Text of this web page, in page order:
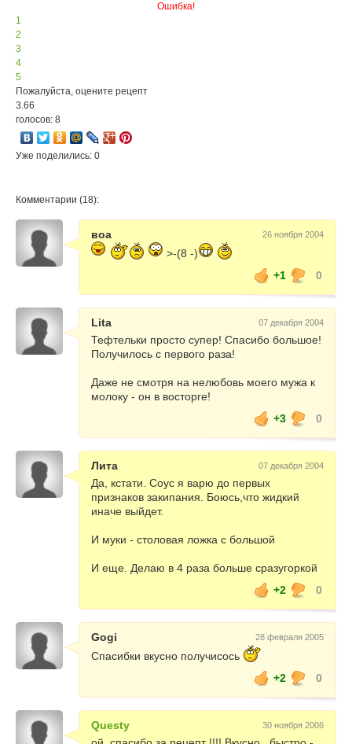
Ошибка!
1
2
3
4
5
Пожалуйста, оцените рецепт
3.66
голосов: 8
Уже поделились: 0
Комментарии (18):
воа 26 ноября 2004
>-(8 -)
+1
0
Lita 07 декабря 2004
Тефтельки просто супер! Спасибо большое!
Получилось с первого раза!
Даже не смотря на нелюбовь моего мужа к
молоку - он в восторге!
+3
0
Лита 07 декабря 2004
Да, кстати. Соус я варю до первых
признаков закипания. Боюсь,что жидкий
иначе выйдет.
И муки - столовая ложка с большой
И еще. Делаю в 4 раза больше сразугоркой
+2
0
Gogi 28 февраля 2005
Спасибки вкусно получисось
+2
0
Questy 30 ноября 2006